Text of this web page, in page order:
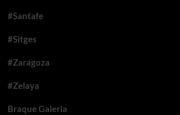
#Santafe
#Sitges
#Zaragoza
#Zelaya
Braque Galeria